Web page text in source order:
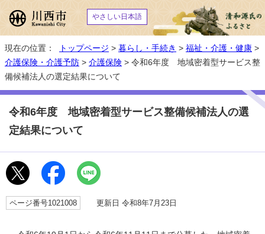
やさしい日本語
現在の位置： トップページ > 暮らし・手続き > 福祉・介護・健康 >
介護保険・介護予防 > 介護保険 > 令和6年度 地域密着型サービス整
備候補法人の選定結果について
令和6年度 地域密着型サービス整備候補法人の選
定結果について
ページ番号1021008 更新日 令和8年7月23日